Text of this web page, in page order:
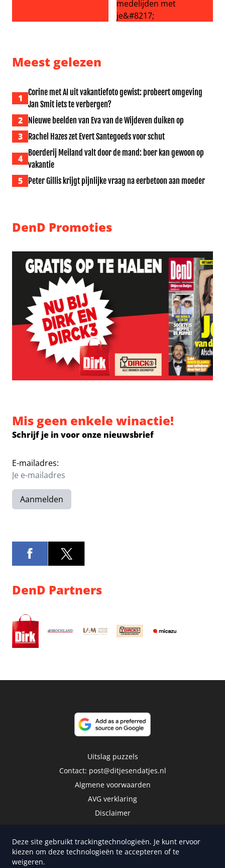
Meest gelezen
1
Corine met AI uit vakantiefoto gewist: probeert omgeving
Jan Smit iets te verbergen?
2 Nieuwe beelden van Eva van de Wijdeven duiken op
3 Rachel Hazes zet Evert Santegoeds voor schut
4
Boerderij Meiland valt door de mand: boer kan gewoon op
vakantie
5 Peter Gillis krijgt pijnlijke vraag na eerbetoon aan moeder
DenD Promoties
Mis geen enkele winactie!
Schrijf je in voor onze nieuwsbrief
E-mailadres:
Aanmelden
DenD Partners
Uitslag puzzels
Contact: post@ditjesendatjes.nl
Algmene voorwaarden
AVG verklaring
Disclaimer
Deze site gebruikt trackingtechnologieën. Je kunt ervoor
kiezen om deze technologieën te accepteren of te
weigeren.